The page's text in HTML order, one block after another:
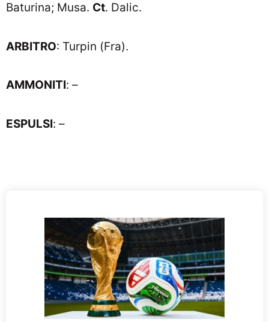
Baturina; Musa. Ct. Dalic.
ARBITRO: Turpin (Fra).
AMMONITI: –
ESPULSI: –